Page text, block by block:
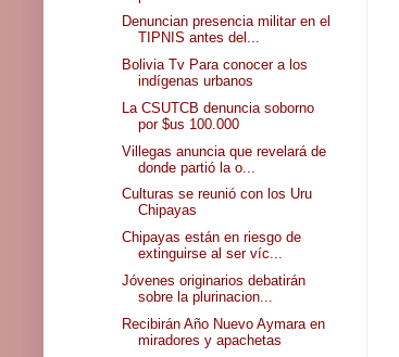
Denuncian presencia militar en el
TIPNIS antes del...
Bolivia Tv Para conocer a los
indígenas urbanos
La CSUTCB denuncia soborno
por $us 100.000
Villegas anuncia que revelará de
donde partió la o...
Culturas se reunió con los Uru
Chipayas
Chipayas están en riesgo de
extinguirse al ser víc...
Jóvenes originarios debatirán
sobre la plurinacion...
Recibirán Año Nuevo Aymara en
miradores y apachetas